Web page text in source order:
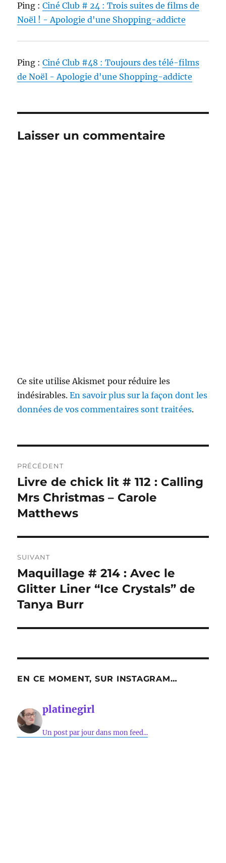
Ping :Ciné Club # 24 : Trois suites de films de
Noël ! - Apologie d'une Shopping-addicte
Ping :Ciné Club #48 : Toujours des télé-films
de Noël - Apologie d'une Shopping-addicte
Laisser un commentaire
Ce site utilise Akismet pour réduire les
indésirables.En savoir plus sur la façon dont les
données de vos commentaires sont traitées.
de
l’article
PRÉCÉDENT
Publication
précédente :
Livre de chick lit # 112 : Calling
Mrs Christmas – Carole
Matthews
SUIVANT
Publication
suivante :
Maquillage # 214 : Avec le
Glitter Liner “Ice Crystals” de
Tanya Burr
EN CE MOMENT, SUR INSTAGRAM…
platinegirl
Un post par jour dans mon feed...